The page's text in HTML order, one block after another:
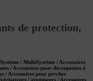
de protection,
/ MultiSystème / Accessoires
/ Accessoires pour découpeuses à
/ Accessoires pour perches
/ atomiseurs / Accessoires